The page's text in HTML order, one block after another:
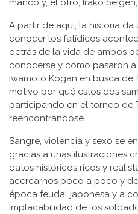
A partir de aquí, la historia
conocer los fatídicos
detrás de la vida de ambos
conocerse y cómo pasaron
Iwamoto Kogan en busca de
motivo por qué estos dos
participando en el torneo de
reencontrándose.
Sangre, violencia y sexo se
gracias a unas ilustraciones
datos históricos ricos y
acercarnos poco a poco y
época feudal japonesa y a
implacabilidad de los